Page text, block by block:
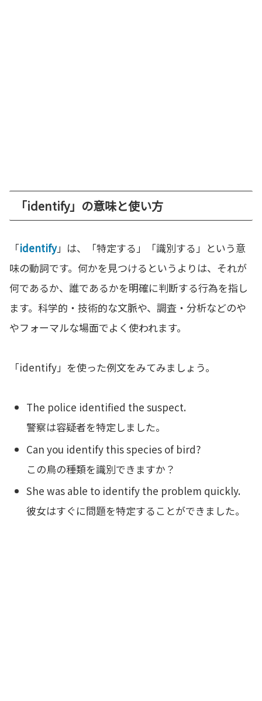
「identify」の意味と使い方
「identify」は、「特定する」「識別する」という意
味の動詞です。何かを見つけるというよりは、それが
何であるか、誰であるかを明確に判断する行為を指し
ます。科学的・技術的な文脈や、調査・分析などのや
やフォーマルな場面でよく使われます。
「identify」を使った例文をみてみましょう。
The police identified the suspect.
警察は容疑者を特定しました。
Can you identify this species of bird?
この鳥の種類を識別できますか？
She was able to identify the problem quickly.
彼女はすぐに問題を特定することができました。